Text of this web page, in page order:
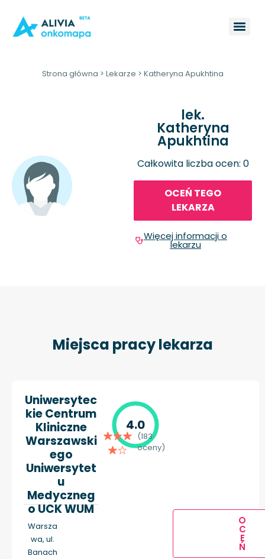
Strona główna > Lekarze > Katheryna Apukhtina
lek.
Katheryna
Apukhtina
Całkowita liczba ocen: 0
OCEŃ TEGO
LEKARZA
Więcej informacji o
lekarzu
Miejsca pracy lekarza
Uniwersytec
kie Centrum
Kliniczne
Warszawski
ego
Uniwersytet
u
Medyczneg
o UCK WUM
Warsza
wa, ul.
Banach
4.0
(183
oceny)
O
C
E
Ń